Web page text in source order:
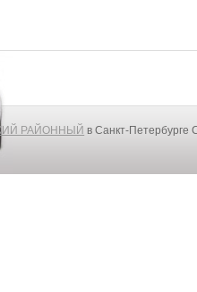
РАЙОННЫЙ в Санкт-Петербурге